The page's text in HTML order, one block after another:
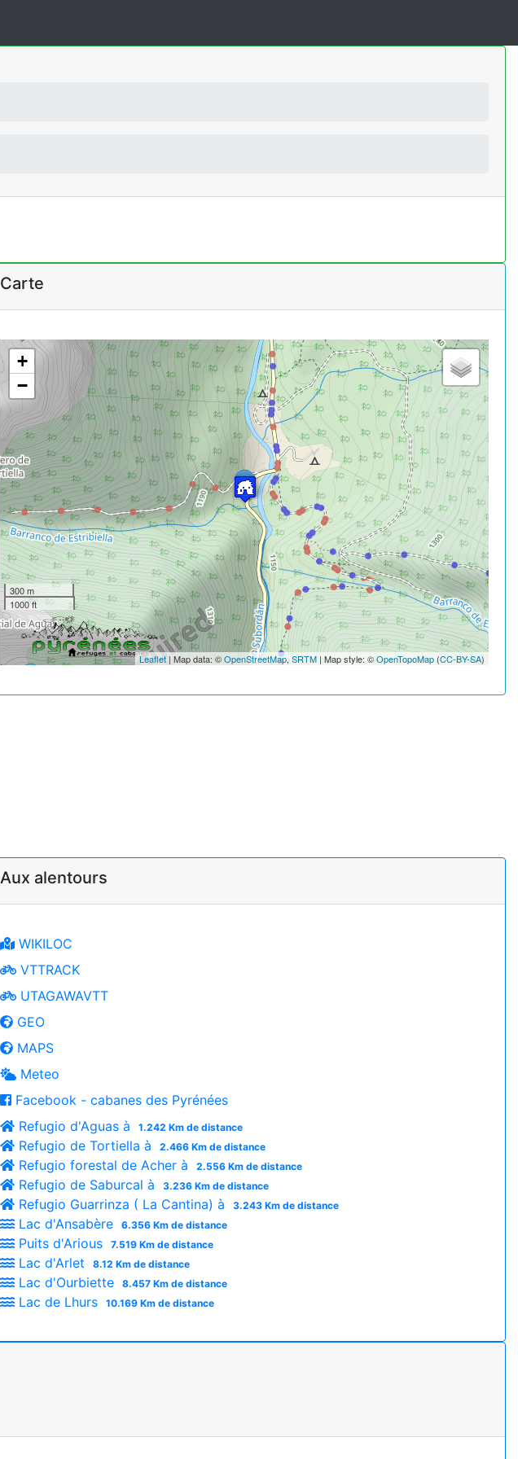
Carte
+
−
300 m
1000 ft
Leaflet | Map data: ©OpenStreetMap, SRTM | Map style: ©OpenTopoMap (CC-BY-SA)
Aux alentours
WIKILOC
VTTRACK
UTAGAWAVTT
GEO
MAPS
Meteo
Facebook - cabanes des Pyrénées
Refugio d'Aguas à
1.242 Km de distance
Refugio de Tortiella à 2.466 Km de distance
Refugio forestal de Acher à 2.556 Km de distance
Refugio de Saburcal à 3.236 Km de distance
Refugio Guarrinza ( La Cantina) à 3.243 Km de distance
Lac d'Ansabère 6.356 Km de distance
Puits d'Arious 7.519 Km de distance
Lac d'Arlet 8.12 Km de distance
Lac d'Ourbiette 8.457 Km de distance
Lac de Lhurs 10.169 Km de distance